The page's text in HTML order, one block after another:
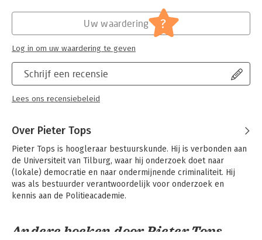
Schrijf een recensie
Lees ons recensiebeleid
Uw waardering ?
Log in om uw waardering te geven
Over Pieter Tops
Pieter Tops is hoogleraar bestuurskunde. Hij is verbonden aan
de Universiteit van Tilburg, waar hij onderzoek doet naar
(lokale) democratie en naar ondermijnende criminaliteit. Hij
was als bestuurder verantwoordelijk voor onderzoek en
kennis aan de Politieacademie.
Andere boeken door Pieter Tops